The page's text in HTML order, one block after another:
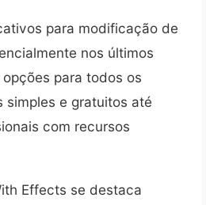
para modificação de
nos últimos
para todos os
simples e gratuitos até
com recursos
Effects se destaca